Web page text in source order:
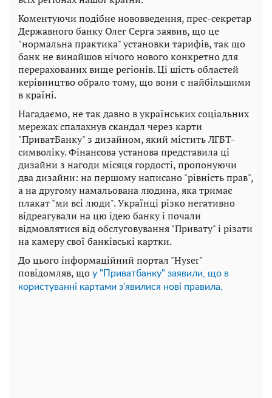
Коментуючи подібне нововведення, прес-секретар
Державного банку Олег Серга заявив, що це
"нормальна практика" установки тарифів, так що
банк не винайшов нічого нового конкретно для
перерахованих вище регіонів. Ці шість областей
керівництво обрало тому, що вони є найбільшими
в країні.
Нагадаємо, не так давно в українських соціальних
мережах спалахнув скандал через карти
"ПриватБанку" з дизайном, який містить ЛГБТ-
символіку. Фінансова установа представила ці
дизайни з нагоди місяця гордості, пропонуючи
два дизайни: на першому написано "рівність прав",
а на другому намальована людина, яка тримає
плакат "ми всі люди". Українці різко негативно
відреагували на цю ідею банку і почали
відмовлятися від обслуговування "Привату" і різати
на камеру свої банківські картки.
До цього інформаційний портал "Hyser"
повідомляв, що у "Приватбанку" заявили, що в
користуванні картами з'явилися нові правила.